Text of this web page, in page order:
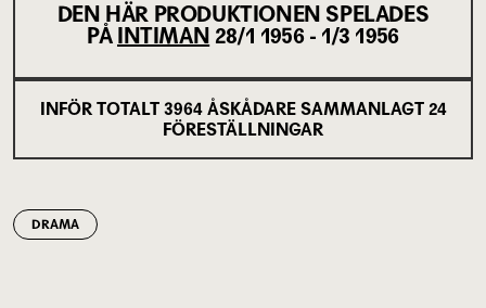
DEN HÄR PRODUKTIONEN SPELADES
PÅ INTIMAN 28/1 1956 - 1/3 1956
INFÖR TOTALT 3964ÅSKÅDARE SAMMANLAGT 24
FÖRESTÄLLNINGAR
DRAMA